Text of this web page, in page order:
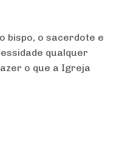
bispo, o sacerdote e
qualquer
o que a Igreja